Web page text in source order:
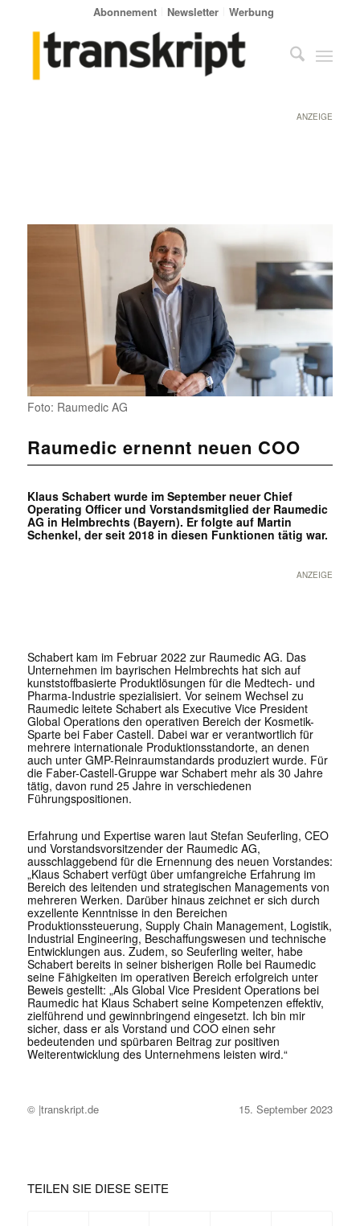
Abonnement Newsletter Werbung
ANZEIGE
Foto: Raumedic AG
Raumedic ernennt neuen COO
Klaus Schabert wurde im September neuer Chief
Operating Officer und Vorstandsmitglied der Raumedic
AG in Helmbrechts (Bayern). Er folgte auf Martin
Schenkel, der seit 2018 in diesen Funktionen tätig war.
ANZEIGE
Schabert kam im Februar 2022 zur Raumedic AG. Das
Unternehmen im bayrischen Helmbrechts hat sich auf
kunststoffbasierte Produktlösungen für die Medtech- und
Pharma-Industrie spezialisiert. Vor seinem Wechsel zu
Raumedic leitete Schabert als Executive Vice President
Global Operations den operativen Bereich der Kosmetik-
Sparte bei Faber Castell. Dabei war er verantwortlich für
mehrere internationale Produktionsstandorte, an denen
auch unter GMP-Reinraumstandards produziert wurde. Für
die Faber-Castell-Gruppe war Schabert mehr als 30 Jahre
tätig, davon rund 25 Jahre in verschiedenen
Führungspositionen.
Erfahrung und Expertise waren laut Stefan Seuferling, CEO
und Vorstandsvorsitzender der Raumedic AG,
ausschlaggebend für die Ernennung des neuen Vorstandes:
„Klaus Schabert verfügt über umfangreiche Erfahrung im
Bereich des leitenden und strategischen Managements von
mehreren Werken. Darüber hinaus zeichnet er sich durch
exzellente Kenntnisse in den Bereichen
Produktionssteuerung, Supply Chain Management, Logistik,
Industrial Engineering, Beschaffungswesen und technische
Entwicklungen aus. Zudem, so Seuferling weiter, habe
Schabert bereits in seiner bisherigen Rolle bei Raumedic
seine Fähigkeiten im operativen Bereich erfolgreich unter
Beweis gestellt: „Als Global Vice President Operations bei
Raumedic hat Klaus Schabert seine Kompetenzen effektiv,
zielführend und gewinnbringend eingesetzt. Ich bin mir
sicher, dass er als Vorstand und COO einen sehr
bedeutenden und spürbaren Beitrag zur positiven
Weiterentwicklung des Unternehmens leisten wird.“
© |transkript.de 15. September 2023
TEILEN SIE DIESE SEITE